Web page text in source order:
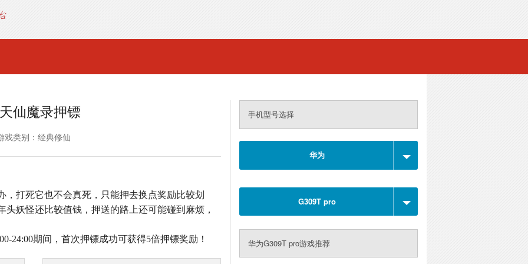
仙魔录押镖
戏类别：经典修仙
，打死它也不会真死，只能押去换点奖励比较划
妖怪还比较值钱，押送的路上还可能碰到麻烦，
24:00期间，首次押镖成功可获得5倍押镖奖励！
手机型号选择
华为
G309T pro
华为G309T pro游戏推荐